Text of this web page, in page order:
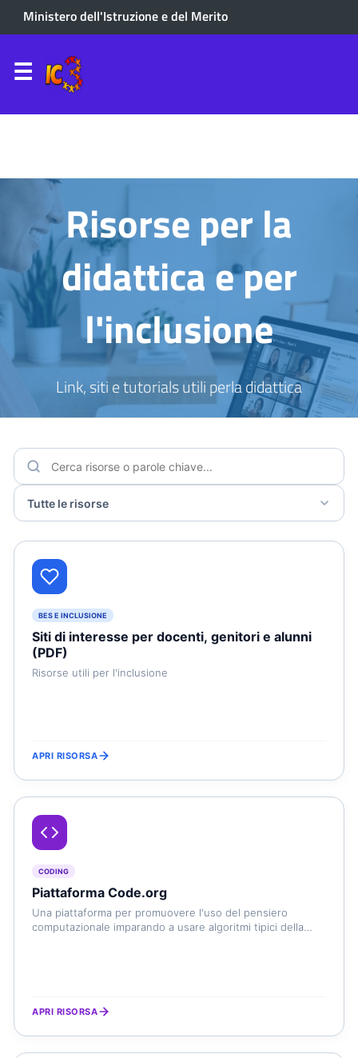
Ministero dell'Istruzione e del Merito
Risorse per la
didattica e per
l'inclusione
Link, siti e tutorials utili perla didattica
BES E INCLUSIONE
Siti di interesse per docenti, genitori e alunni
(PDF)
Risorse utili per l'inclusione
APRI RISORSA
CODING
Piattaforma Code.org
Una piattaforma per promuovere l'uso del pensiero
computazionale imparando a usare algoritmi tipici della
APRI RISORSA